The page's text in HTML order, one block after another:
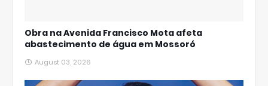
Obra na Avenida Francisco Mota afeta
abastecimento de água em Mossoró
August 03, 2026